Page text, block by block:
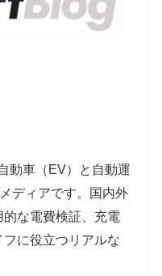
動車（EV）と自動運
ディアです。国内外
な電費検証、充電
に役立つリアルな